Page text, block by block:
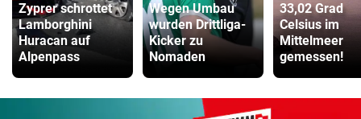
Zyprer schrottet
Lamborghini
Huracan auf
Alpenpass
Wegen Umbau
wurden Drittliga-
Kicker zu
Nomaden
33,02 Grad
Celsius im
Mittelmeer
gemessen!